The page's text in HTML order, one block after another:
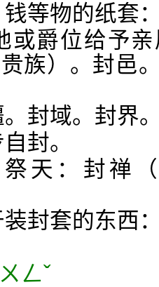
等物的纸套
爵位给予
贵族）。封邑
封域。封界
封。
天：封禅
封套的东西
ㄥˇ